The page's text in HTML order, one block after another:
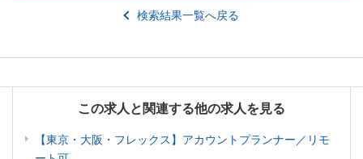
検索結果一覧へ戻る
この求人と関連する他の求人を見る
【東京・大阪・フレックス】アカウントプランナー／リモ